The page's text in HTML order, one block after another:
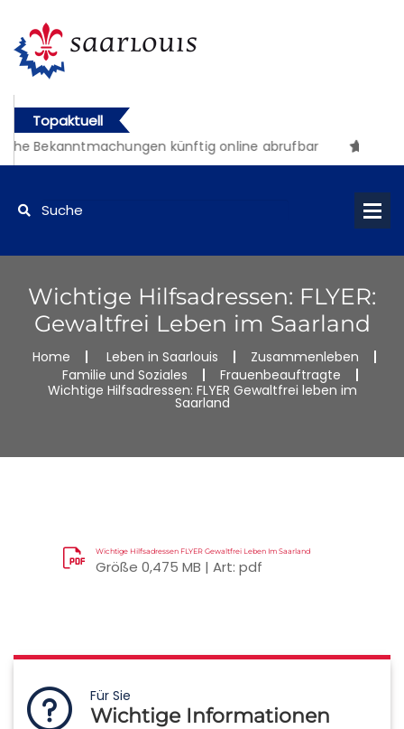
Topaktuell
Bekanntmachungen künftig online abrufbar
Wichtige Hilfsadressen: FLYER:
Gewaltfrei Leben im Saarland
Home Leben in Saarlouis
Zusammenleben
Familie und Soziales
Frauenbeauftragte
Wichtige Hilfsadressen: FLYER Gewaltfrei leben im
Saarland
Wichtige Hilfsadressen FLYER Gewaltfrei Leben Im Saarland
Größe 0,475 MB | Art: pdf
Für Sie
Wichtige Informationen